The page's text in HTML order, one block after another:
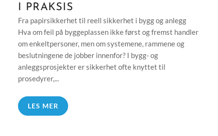
I PRAKSIS
Fra papirsikkerhet til reell sikkerhet i bygg og anlegg
Hva om feil på byggeplassen ikke først og fremst handler
om enkeltpersoner, men om systemene, rammene og
beslutningene de jobber innenfor? I bygg- og
anleggsprosjekter er sikkerhet ofte knyttet til
prosedyrer,...
LES MER